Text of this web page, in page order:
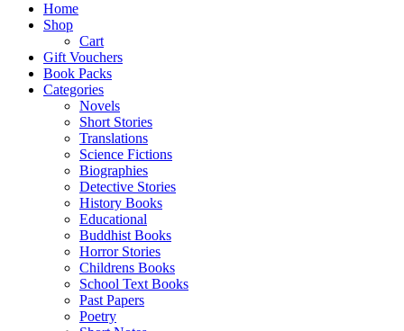
Home
Shop
Cart
Gift Vouchers
Book Packs
Categories
Novels
Short Stories
Translations
Science Fictions
Biographies
Detective Stories
History Books
Educational
Buddhist Books
Horror Stories
Childrens Books
School Text Books
Past Papers
Poetry